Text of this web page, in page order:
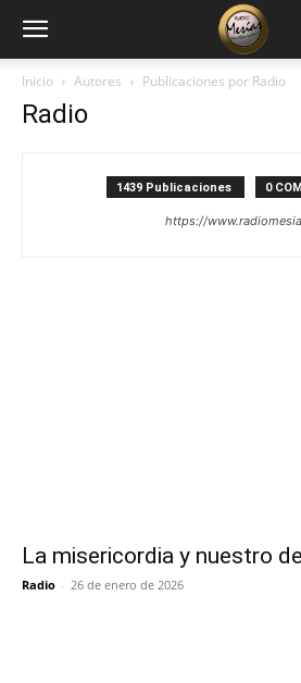
Inicio Autores Publicaciones por Radio
Radio
1439 Publicaciones 0
https://
La misericordia y nuestro
Radio - 26 de enero de 2026